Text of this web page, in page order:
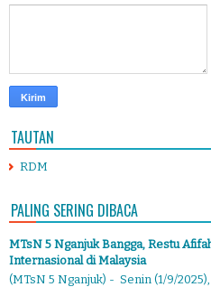
TAUTAN
RDM
PALING SERING DIBACA
MTsN 5 Nganjuk Bangga, Restu
Internasional di Malaysia
(MTsN 5 Nganjuk) - Senin (1/9/